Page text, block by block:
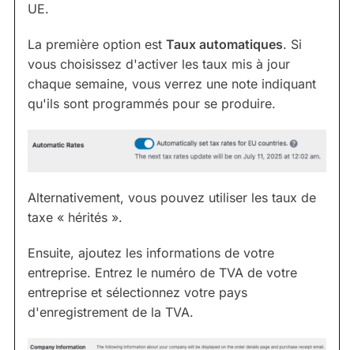
UE.
La première option est Taux automatiques. Si
vous choisissez d'activer les taux mis à jour
chaque semaine, vous verrez une note indiquant
qu'ils sont programmés pour se produire.
Alternativement, vous pouvez utiliser les taux de
taxe « hérités ».
Ensuite, ajoutez les informations de votre
entreprise. Entrez le numéro de TVA de votre
entreprise et sélectionnez votre pays
d'enregistrement de la TVA.